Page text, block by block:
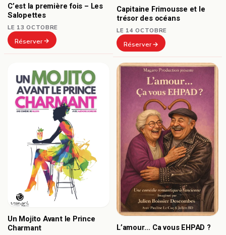
C’est la première fois – Les
Salopettes
LE 13 OCTOBRE
Réserver
Capitaine Frimousse et le
trésor des océans
LE 14 OCTOBRE
Réserver
Un Mojito Avant le Prince
Charmant
L’amour… Ca vous EHPAD ?